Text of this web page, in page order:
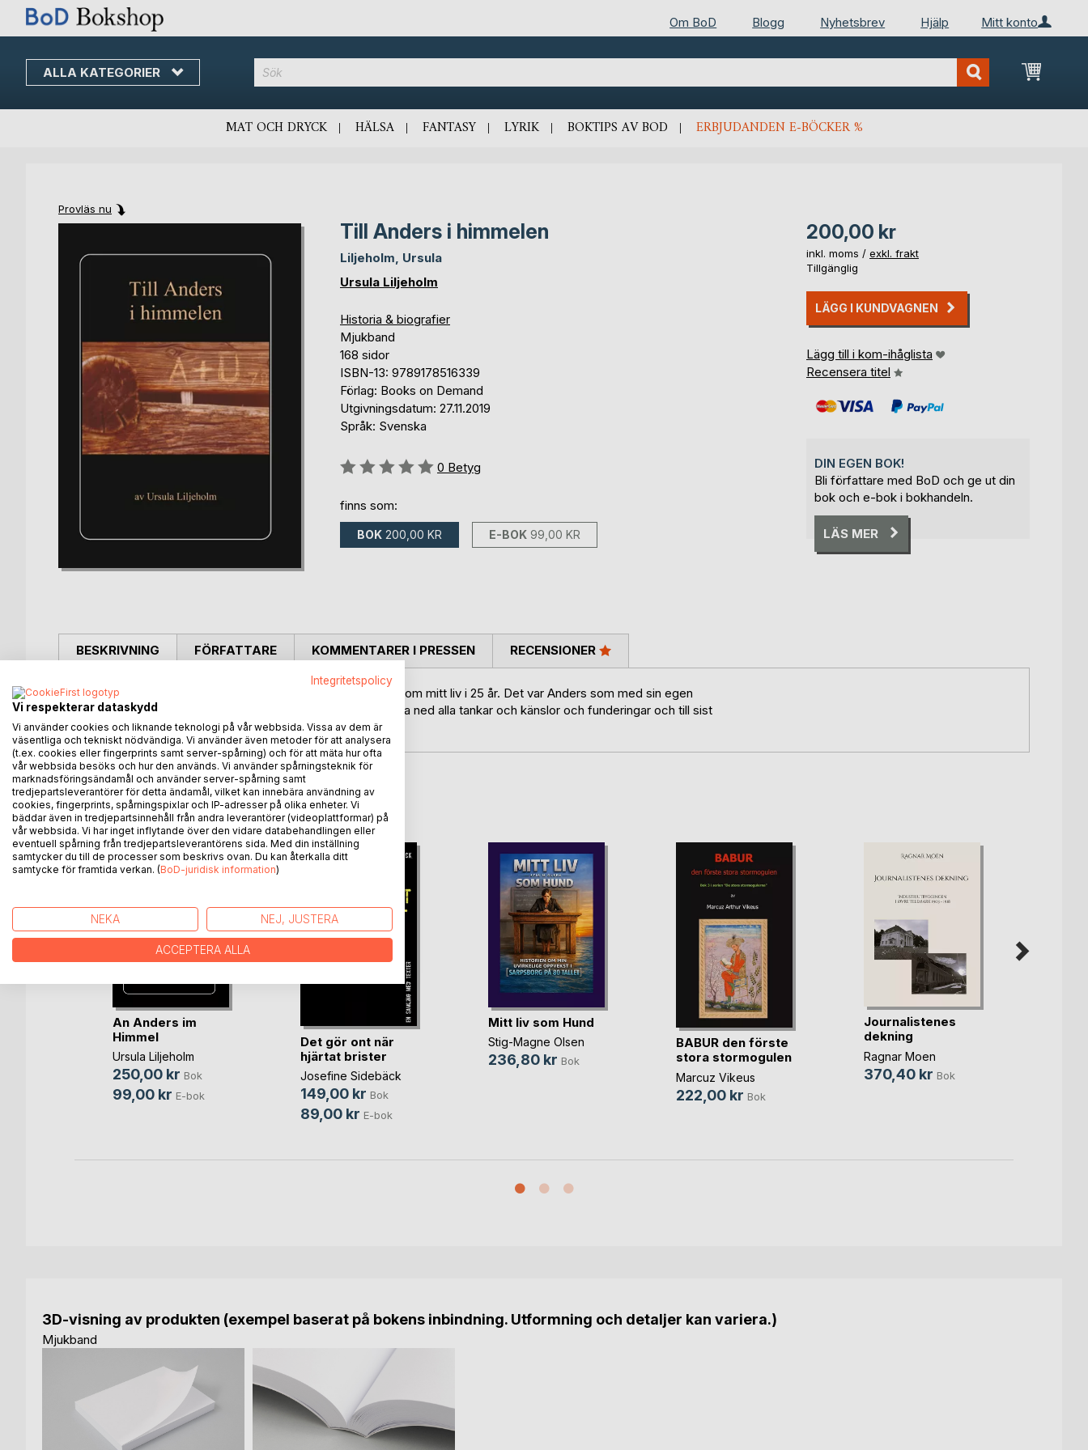
Mitt konto
Om BoD Blogg Nyhetsbrev Hjälp
ALLA KATEGORIER Min
MAT OCH DRYCK HÄLSA FANTASY LYRIK BOKTIPS AV BOD ERBJUDANDEN E-BÖCKER %
Provläs nu
gallery
gallery
Till Anders i himmelen
Liljeholm, Ursula
Ursula Liljeholm
Historia & biografier
Mjukband
168 sidor
ISBN-13: 9789178516339
Förlag: Books on Demand
Utgivningsdatum: 27.11.2019
Språk: Svenska
Betyg::
0 Betyg
finns som:
BOK 200,00 KR E-BOK 99,00 KR
200,00 kr
inkl. moms / exkl. frakt
Tillgänglig
LÄGG I KUNDVAGNEN
Lägg till i kom-ihåglista
Recensera titel
DIN EGEN BOK!
Bli författare med BoD och ge ut din
bok och e-bok i bokhandeln.
LÄS MER
BESKRIVNING
Denna bok tillägnas Anders Franzén, som lotsade mig genom mitt liv i 25 år. Det var Anders som med sin egen
entusiastiska läggning tände min egen entusiasm, att skriva ned alla tankar och känslor och funderingar och till sist
sammanfoga dem till detta resultat.
FÖRFATTARE KOMMENTARER I PRESSEN RECENSIONER
ANDRA TITLAR HOSBoD
An Anders im
Himmel
Ursula Liljeholm
250,00 kr Bok
99,00 kr E-bok
Det gör ont när
hjärtat brister
Josefine Sidebäck
149,00 kr Bok
89,00 kr E-bok
Mitt liv som Hund
Stig-Magne Olsen
236,80 kr Bok
BABUR den förste
stora stormogulen
Marcuz Vikeus
222,00 kr Bok
Journalistenes
dekning
Ragnar Moen
370,40 kr Bok
3D-visning av produkten (exempel baserat på bokens inbindning. Utformning och detaljer kan variera.)
Mjukband
Integritetspolicy
Vi respekterar dataskydd
Vi använder cookies och liknande teknologi på vår webbsida. Vissa av dem är
väsentliga och tekniskt nödvändiga. Vi använder även metoder för att analysera
(t.ex. cookies eller fingerprints samt server-spårning) och för att mäta hur ofta
vår webbsida besöks och hur den används. Vi använder spårningsteknik för
marknadsföringsändamål och använder server-spårning samt
tredjepartsleverantörer för detta ändamål, vilket kan innebära användning av
cookies, fingerprints, spårningspixlar och IP-adresser på olika enheter. Vi
bäddar även in tredjepartsinnehåll från andra leverantörer (videoplattformar) på
vår webbsida. Vi har inget inflytande över den vidare databehandlingen eller
eventuell spårning från tredjepartsleverantörens sida. Med din inställning
samtycker du till de processer som beskrivs ovan. Du kan återkalla ditt
samtycke för framtida verkan. (BoD-juridisk information)
NEKA NEJ, JUSTERA
ACCEPTERA ALLA